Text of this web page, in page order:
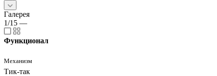
Галерея
1/15 —
Функционал
Механизм
Тик-так